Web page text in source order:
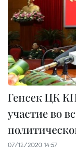
Генсек ЦК
участие во
07/12/2020 14:57